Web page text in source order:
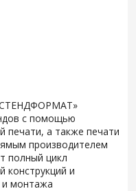
с помощью
печати, а также печати
производителем
полный цикл
конструкций и
и монтажа